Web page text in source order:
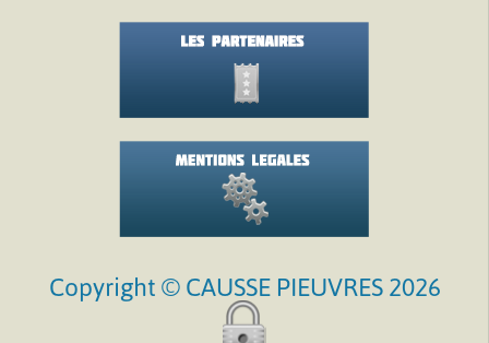
Copyright © CAUSSE PIEUVRES 2026